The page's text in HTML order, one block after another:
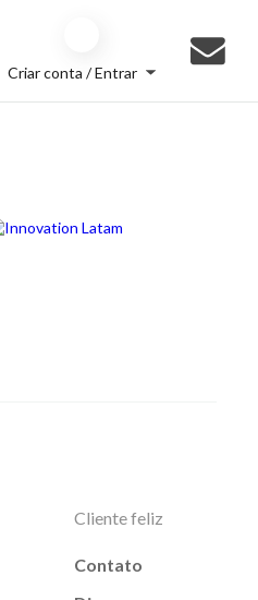
Criar conta / Entrar
Cliente feliz
Contato